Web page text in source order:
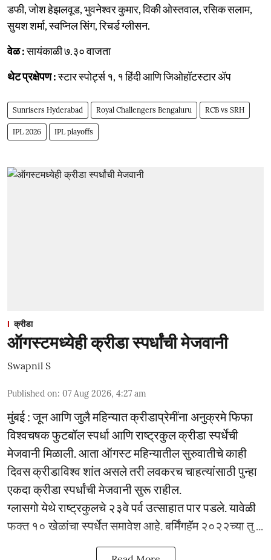
डफी, जोश हेझलवूड, भुवनेश्वर कुमार, विकी ओस्तवाल, रसिक सलाम,
सुयश शर्मा, स्वप्निल सिंग, रिचर्ड ग्लीसन.
वेळ :सायंकाळी ७.३० वाजता
थेट प्रक्षेपण :स्टार स्पोर्ट्स १, १ हिंदी आणि जिओहॉटस्टार ॲप
Sunrisers Hyderabad Royal Challengers Bengaluru RCB vs SRH
IPL 2026 IPL playoffs
क्रीडा
ऑगस्टमध्येही क्रीडा स्पर्धांची मेजवानी
Swapnil S
Published on: 07 Aug 2026, 4:27 am
मुंबई : जून आणि जुलै महिन्यात क्रीडाप्रेमींना अनुक्रमे फिफा
विश्वचषक फुटबॉल स्पर्धा आणि राष्ट्रकुल क्रीडा स्पर्धेची
मेजवानी मिळाली. आता ऑगस्ट महिन्यातील सुरुवातीचे काही
दिवस क्रीडाविश्व शांत असले तरी लवकरच चाहत्यांसाठी पुन्हा
एकदा क्रीडा स्पर्धांची मेजवानी सुरू राहील.
ग्लासगो येथे राष्ट्रकुलचे २३वे पर्व उत्साहात पार पडले. यावेळी
फक्त १० खेळांचा स्पर्धेत समावेश आहे. बर्मिंगहॅम २०२२च्या तु ...